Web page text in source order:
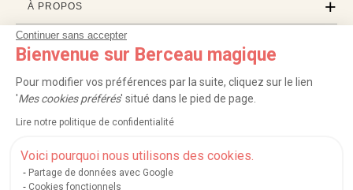
Continuer sans accepter
Bienvenue sur Berceau magique
Pour modifier vos préférences par la suite, cliquez sur le lien
'Mes cookies préférés' situé dans le pied de page.
Lire notre politique de confidentialité
Voici pourquoi nous utilisons des cookies.
Partage de données avec Google
Cookies fonctionnels
À PROPOS
PROFESSIONNELS
LISTES CADEAUX
Service après-vente| FAQ |Rappels de produits|Protection des données
Mentions légales et crédits Conditions générales de ventes